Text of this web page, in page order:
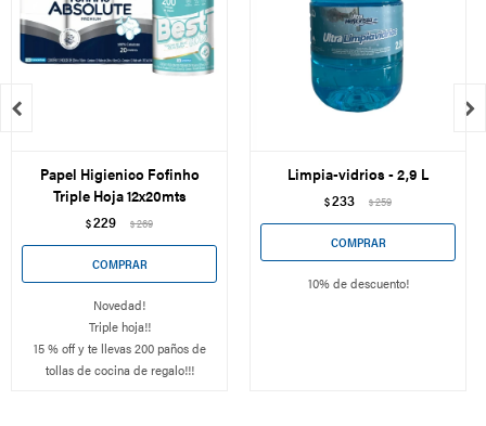
Papel Higienico Fofinho
Triple Hoja 12x20mts
$229 $269
Novedad!
Triple hoja!!
15 % off y te llevas 200 paños de
tollas de cocina de regalo!!!
Limpia-vidrios - 2,9 L
$233 $259
10% de descuento!
 